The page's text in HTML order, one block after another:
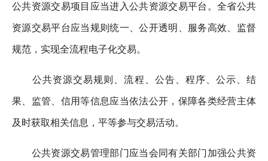
公共资源交易项目应当进入公共资源交易平台。全省公共
资源交易平台应当规则统一、公开透明、服务高效、监督
规范，实现全流程电子化交易。
公共资源交易规则、流程、公告、程序、公示、结
果、监管、信用等信息应当依法公开，保障各类经营主体
及时获取相关信息，平等参与交易活动。
公共资源交易管理部门应当会同有关部门加强公共资